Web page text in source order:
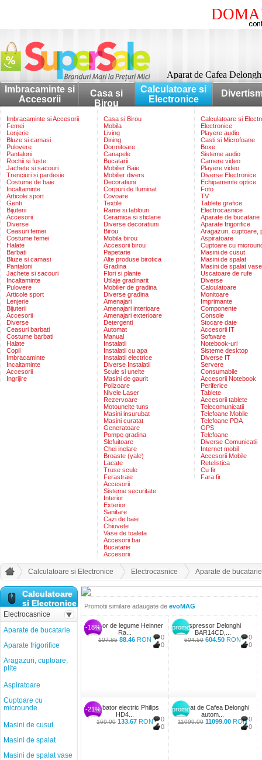
Aparat de Cafea
Imbracaminte si
Accesorii
Casa si
Birou
Calculatoare si
Electronice
Imbracaminte si Accesorii
Femei
Lenjerie
Bluze si camasi
Pulovere
Pantaloni
Rochii si fuste
Jachete si sacouri
Trenciuri si pardesie
Costume de baie
Incaltaminte
Articole sport
Genti
Bijuterii
Accesorii
Diverse
Ceasuri femei
Costume femei
Halate
Barbati
Bluze si camasi
Pantaloni
Jachete si sacouri
Incaltaminte
Pulovere
Articole sport
Lenjerie
Bijuterii
Accesorii
Diverse
Ceasuri barbati
Costume barbati
Halate
Copii
Imbracaminte
Incaltaminte
Accesorii
Ingrijire
Casa si Birou
Mobila
Living
Dining
Dormitoare
Canapele
Bucatarii
Mobilier Baie
Mobilier divers
Decoratiuni
Corpuri de Iluminat
Covoare
Textile
Rame si tablouri
Ceramica si sticlarie
Diverse decoratiuni
Birou
Mobila birou
Accesorii birou
Papetarie
Alte produse birotica
Gradina
Flori si plante
Utilaje gradinarit
Mobilier de gradina
Diverse gradina
Amenajari
Amenajari interioare
Amenajari exterioare
Detergenti
Automat
Manual
Instalatii
Instalatii cu apa
Instalatii electrice
Diverse Instalatii
Scule si unelte
Masini de gaurit
Polizoare
Nivele Laser
Rezervoare
Motounelte tuns
Masini insurubat
Masini curatat
Generatoare
Pompe gradina
Slefuitoare
Chei inelare
Broaste (yale)
Lacate
Truse scule
Ferastraie
Accesorii
Sisteme securitate
Interior
Exterior
Sanitare
Cazi de baie
Chiuvete
Vase de toaleta
Accesorii bai
Bucatarie
Accesorii
Calculatoare si
Electronice
Playere audio
Casti si Microfoane
Boxe
Sisteme audio
Camere video
Playere video
Diverse Electronice
Echipamente optice
Foto
TV
Tablete grafice
Electrocasnice
Aparate de bucatarie
Aparate frigorifice
Aragazuri, cuptoare,
Aspiratoare
Cuptoare cu
Masini de cusut
Masini de spalat
Masini de spalat vase
Uscatoare de rufe
Diverse
Calculatoare
Monitoare
Imprimante
Componente
Console
Stocare date
Accesorii IT
Software
Notebook-uri
Sisteme desktop
Diverse IT
Servere
Consumabile
Accesorii Notebook
Periferice
Tablete
Accesorii tablete
Telecomunicatii
Telefoane Mobile
Telefoane PDA
GPS
Telefoane
Diverse Comunicatii
Internet mobil
Accesorii Mobile
Retelistica
Cu fir
Fara fir
Calculatoare si Electronice Electrocasnice Aparate de bucatarie
Promotii similare adaugate de evoMAG
-18%
0
0
Tocator de legume Heinner
Ra...
107.85 88.46 RON
promo
0
0
Espressor Delonghi
BAR14CD,...
604.50 604.50 RON
-21%
0
0
Fierbator electric Philips
HD4...
169.00 133.67 RON
promo
0
0
Aparat de Cafea Delonghi
autom...
11099.00 11099.00 RON
Calculatoare
si Electronice
Electrocasnice
Aparate de bucatarie
Aparate frigorifice
Aragazuri, cuptoare,
plite
Aspiratoare
Cuptoare cu
microunde
Masini de cusut
Masini de spalat
Masini de spalat vase